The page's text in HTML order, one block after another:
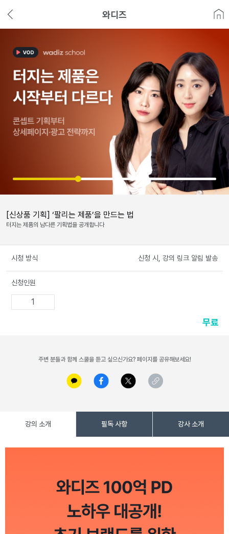
와디즈
[신상품 기획] ‘팔리는 제품’을 만드는 법
터지는 제품의 남다른 기획법을 공개합니다
시청 방식 신청 시, 강의 링크 알림 발송
신청인원
무료
주변 분들과 함께 스쿨을 듣고 싶으신가요? 페이지를 공유해보세요!
강의 소개 필독 사항 강사 소개